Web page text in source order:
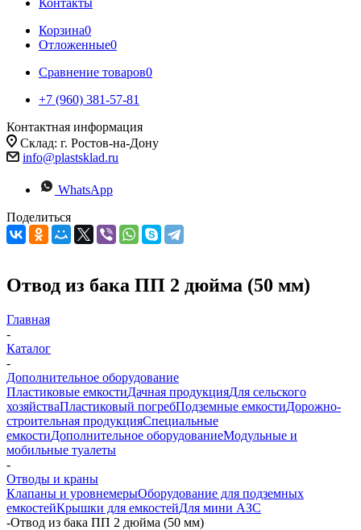
Контакты
Корзина0
Отложенные0
Сравнение товаров0
+7 (960) 381-57-81
Контактная информация
Склад: г. Ростов-на-Дону
info@plastsklad.ru
WhatsApp
Поделиться
Отвод из бака ПП 2 дюйма (50 мм)
Главная
-
Каталог
-
Дополнительное оборудование
Пластиковые емкостиДачная продукцияДля сельского
хозяйстваПластиковый погребПодземные емкостиДорожно-
строительная продукцияСпециальные
емкостиДополнительное оборудованиеМодульные и
мобильные туалеты
-
Отводы и краны
Клапаны и уровнемерыОборудование для подземных
емкостейКрышки для емкостейДля мини АЗС
-Отвод из бака ПП 2 дюйма (50 мм)